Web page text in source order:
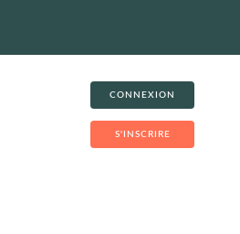
CONNEXION
S'INSCRIRE